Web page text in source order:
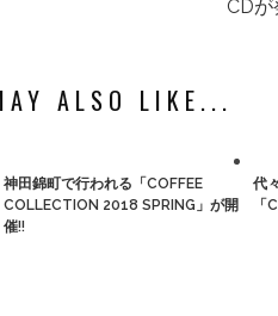
CDが
ALSO LIKE...
神田錦町で行われる「COFFEE
COLLECTION 2018 SPRING」が開
催!!
代